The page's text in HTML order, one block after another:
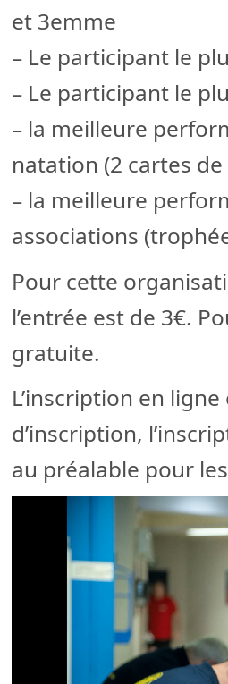
et 3emme
– Le participant le
– Le participant le
– la meilleure
natation (2 cartes
– la meilleure
associations
Pour cette
l’entrée est de 3€.
gratuite.
L’inscription en
d’inscription,
au préalable pour